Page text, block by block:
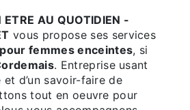
ETRE AU QUOTIDIEN -
vous propose ses services
femmes enceintes, si
. Entreprise usant
et d’un savoir-faire de
tout en oeuvre pour